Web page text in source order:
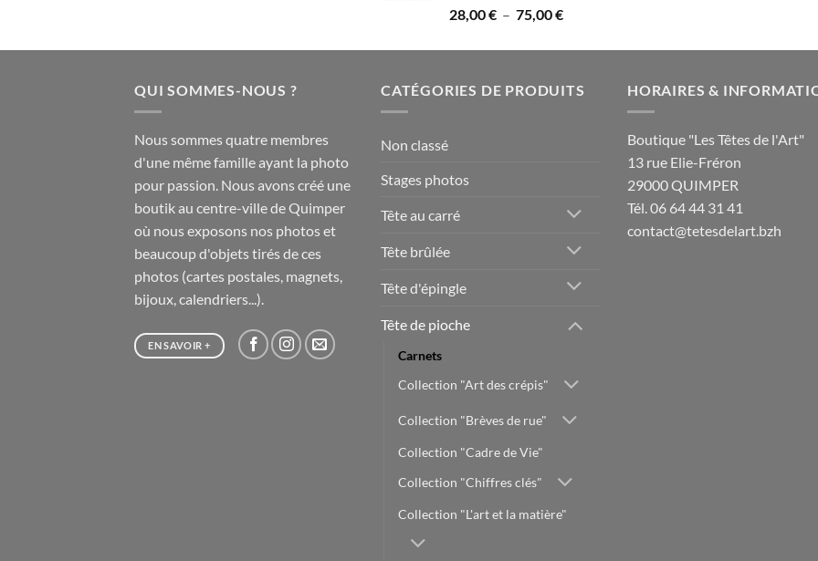
à
75,00 €
28,00€ – 75,00€Plage
prix :
à
QUI SOMMES-NOUS ?
Nous sommes quatre membres
d'une même famille ayant la photo
pour passion. Nous avons créé une
boutik au centre-ville de Quimper
où nous exposons nos photos et
beaucoup d'objets tirés de ces
photos (cartes postales, magnets,
bijoux, calendriers...).
EN SAVOIR +
CATÉGORIES DE PRODUITS
Non classé
Stages photos
Tête au carré
Tête brûlée
Tête d'épingle
Tête de pioche
Carnets
Collection "Art des crépis"
Collection "Brèves de rue"
Collection "Cadre de Vie"
Collection "Chiffres clés"
Collection "L'art et la matière"
HORAIRES &
Boutique "Les Têtes de l'Art"
13 rue Elie-Fréron
29000 QUIMPER
Tél. 06 64 44 31 41
contact@tetesdelart.bzh